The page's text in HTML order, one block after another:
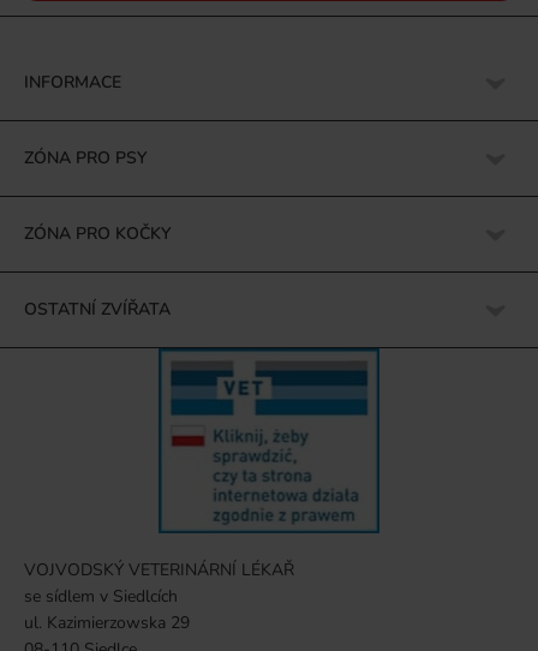
INFORMACE
ZÓNA PRO PSY
ZÓNA PRO KOČKY
OSTATNÍ ZVÍŘATA
VOJVODSKÝ VETERINÁRNÍ LÉKAŘ
se sídlem v Siedlcích
ul. Kazimierzowska 29